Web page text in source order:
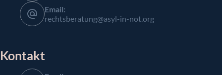
Email:
rechtsberatung@asyl-in-not.org
Kontakt